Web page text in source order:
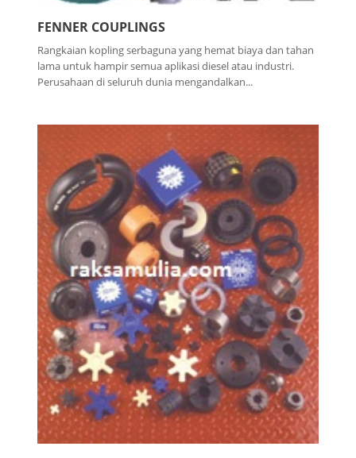
FENNER COUPLINGS
Rangkaian kopling serbaguna yang hemat biaya dan tahan
lama untuk hampir semua aplikasi diesel atau industri.
Perusahaan di seluruh dunia mengandalkan...